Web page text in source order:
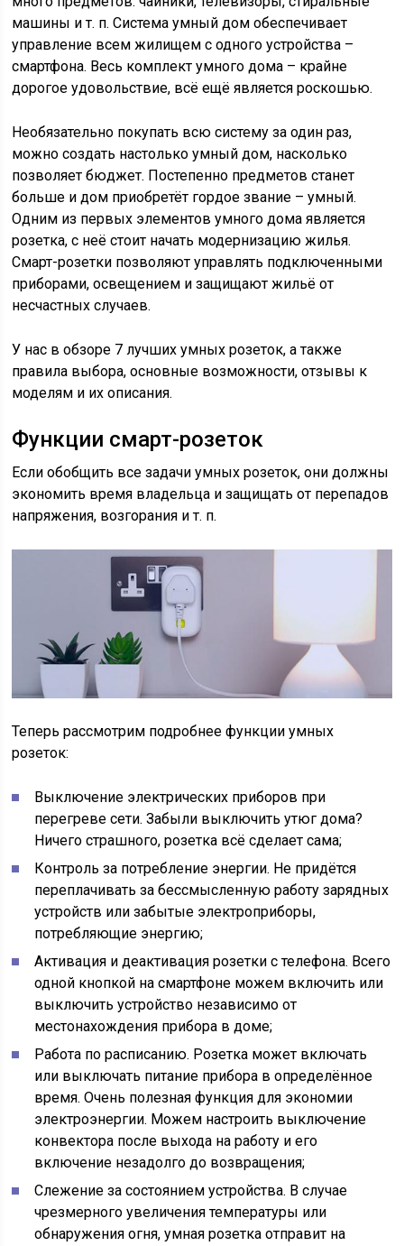
машины и т. п. Система умный дом обеспечивает
управление всем жилищем с одного устройства –
смартфона. Весь комплект умного дома – крайне
дорогое удовольствие, всё ещё является роскошью.
Необязательно покупать всю систему за один раз,
можно создать настолько умный дом, насколько
позволяет бюджет. Постепенно предметов станет
больше и дом приобретёт гордое звание – умный.
Одним из первых элементов умного дома является
розетка, с неё стоит начать модернизацию жилья.
Смарт-розетки позволяют управлять подключенными
приборами, освещением и защищают жильё от
несчастных случаев.
У нас в обзоре 7 лучших умных розеток, а также
правила выбора, основные возможности, отзывы к
моделям и их описания.
Функции смарт-розеток
Если обобщить все задачи умных розеток, они должны
экономить время владельца и защищать от перепадов
напряжения, возгорания и т. п.
Теперь рассмотрим подробнее функции умных
розеток:
Выключение электрических приборов при
перегреве сети. Забыли выключить утюг дома?
Ничего страшного, розетка всё сделает сама;
Контроль за потребление энергии. Не придётся
переплачивать за бессмысленную работу зарядных
устройств или забытые электроприборы,
потребляющие энергию;
Активация и деактивация розетки с телефона. Всего
одной кнопкой на смартфоне можем включить или
выключить устройство независимо от
местонахождения прибора в доме;
Работа по расписанию. Розетка может включать
или выключать питание прибора в определённое
время. Очень полезная функция для экономии
электроэнергии. Можем настроить выключение
конвектора после выхода на работу и его
включение незадолго до возвращения;
Слежение за состоянием устройства. В случае
чрезмерного увеличения температуры или
обнаружения огня, умная розетка отправит на